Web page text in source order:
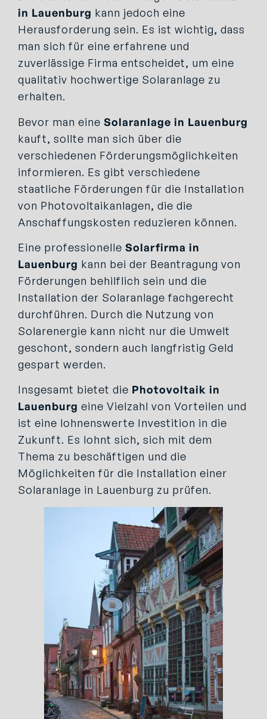
in Lauenburg kann jedoch eine
Herausforderung sein. Es ist wichtig, dass
man sich für eine erfahrene und
zuverlässige Firma entscheidet, um eine
qualitativ hochwertige Solaranlage zu
erhalten.
Bevor man eine Solaranlage in Lauenburg
kauft, sollte man sich über die
verschiedenen Förderungsmöglichkeiten
informieren. Es gibt verschiedene
staatliche Förderungen für die Installation
von Photovoltaikanlagen, die die
Anschaffungskosten reduzieren können.
Eine professionelle Solarfirma in
Lauenburg kann bei der Beantragung von
Förderungen behilflich sein und die
Installation der Solaranlage fachgerecht
durchführen. Durch die Nutzung von
Solarenergie kann nicht nur die Umwelt
geschont, sondern auch langfristig Geld
gespart werden.
Insgesamt bietet die Photovoltaik in
Lauenburg eine Vielzahl von Vorteilen und
ist eine lohnenswerte Investition in die
Zukunft. Es lohnt sich, sich mit dem
Thema zu beschäftigen und die
Möglichkeiten für die Installation einer
Solaranlage in Lauenburg zu prüfen.